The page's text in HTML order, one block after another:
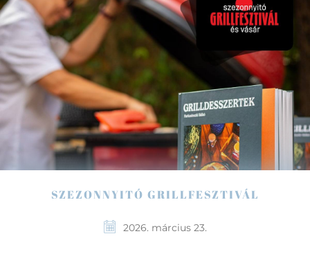
SZEZONNYITÓ GRILLFESZTIVÁL
2026. március 23.